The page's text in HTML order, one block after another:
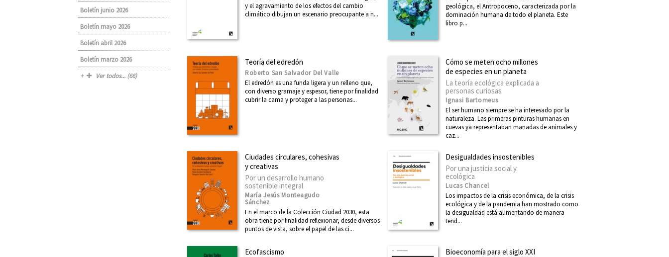
Boletín junio 2026
Boletín mayo 2026
Boletín abril 2026
Boletín marzo 2026
Ver todos... (66)
y el agravamiento de los efectos del cambio
climático dibujan un escenario preocupante a n...
geológica, el Antropoceno, caracterizada por la
dominación humana de todo el planeta. Este
libro p...
Teoría del edredón
Roberto San Salvador Del Valle
El edredón es una funda ligera y un relleno que,
con diverso gramaje y espesor, tiene por finalidad
cubrir la cama y proteger a las personas...
Cómo se meten ocho millones
de especies en un planeta
La teoría ecológica explicada a
personas curiosas
Ignasi Bartomeus
El ser humano siempre se ha interesado por la
naturaleza. Las primeras pinturas humanas en
cuevas ya representaban manadas de animales y
caz...
Ciudades circulares, cohesivas
y creativas
Por un desarrollo humano
sostenible integral
María Jesús Monteagudo
Sánchez
En el marco de la Colección Ciudad 2030, esta
obra tiene por finalidad reflexionar, desde diversos
puntos de vista, sobre el papel de las ci...
Desigualdades insostenibles
Por una justicia social y
ecológica
Lucas Chancel
Los impactos de la crisis económica, de la crisis
ecológica y de la pandemia han mostrado como
la desigualdad está aumentando de manera
tend...
Ecofascismo
Bioeconomía para el siglo XXI